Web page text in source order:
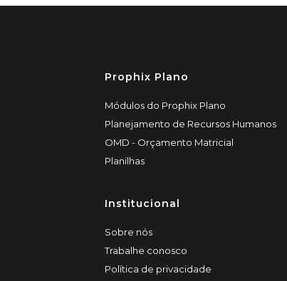
Prophix Plano
Módulos do Prophix Plano
Planejamento de Recursos Humanos
OMD - Orçamento Matricial
Planilhas
Institucional
Sobre nós
Trabalhe conosco
Política de privacidade